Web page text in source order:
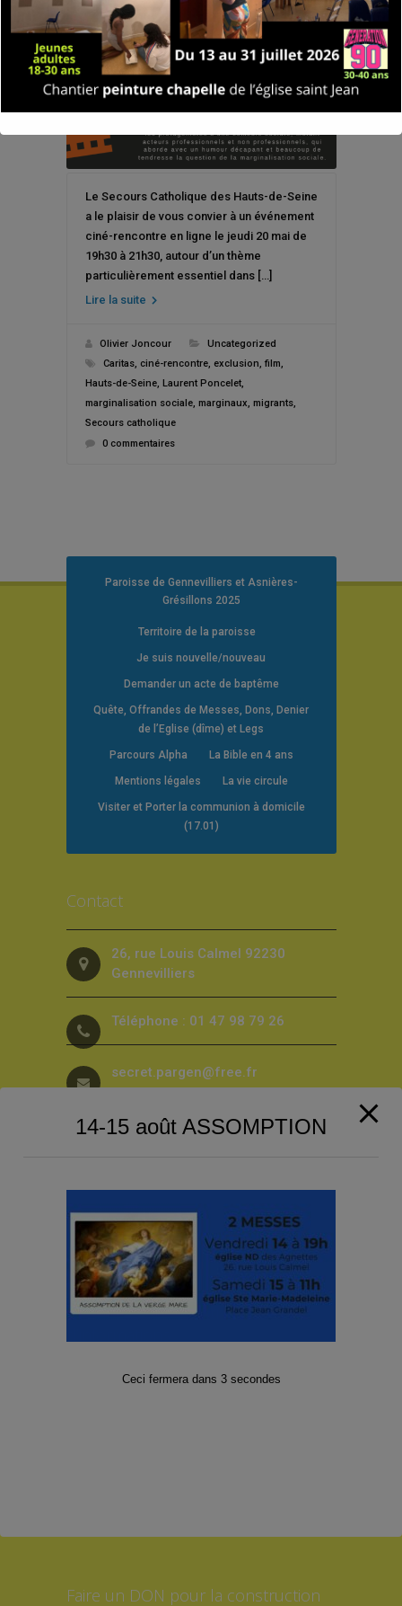
Le Secours Catholique des Hauts-de-Seine
a le plaisir de vous convier à un événement
ciné-rencontre en ligne le jeudi 20 mai de
19h30 à 21h30, autour d’un thème
particulièrement essentiel dans […]
Lire la suite
Olivier Joncour
Uncategorized
Caritas, ciné-rencontre, exclusion, film,
Hauts-de-Seine, Laurent Poncelet,
marginalisation sociale, marginaux, migrants,
Secours catholique
0 commentaires
Paroisse de Gennevilliers et Asnières-
Grésillons 2025
Territoire de la paroisse
Je suis nouvelle/nouveau
Demander un acte de baptême
Quête, Offrandes de Messes, Dons, Denier
de l’Eglise (dîme) et Legs
Parcours Alpha La Bible en 4 ans
Mentions légales La vie circule
Visiter et Porter la communion à domicile
(17.01)
Contact
26, rue Louis Calmel 92230
Gennevilliers
Téléphone : 01 47 98 79 26
secret.pargen@free.fr
FacebookTwitterInstagram
Abonnez-vous à notre Lettre
*
Faire un DON pour la construction
14-15 août ASSOMPTION
Ceci fermera dans 3secondes